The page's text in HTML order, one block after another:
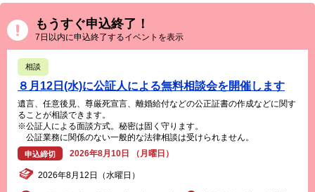
もうすぐ申込終了！
7日以内に申込終了するイベントを表示
相談
８月12日(水)に公証人による無料相談会を開催します
遺言、任意後見、尊厳死宣言、離婚給付などの公正証書の作成などに関す
ることが相談できます。
※公証人による面談方式。秘密は固く守ります。
公証業務に関係のない一般的な法律相談は受けられません。
申込締切 2026年8月10日 （月曜日）
2026年8月12日（水曜日）